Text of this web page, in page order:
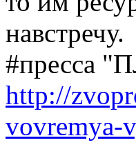
навстречу.
‪#‎пресса‬
http://
vovremya-